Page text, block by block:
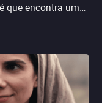
que encontra um
e que está
daí, o longa-
se entrelaçam,
ainda com
Cain, que foi o
tudo isso, o